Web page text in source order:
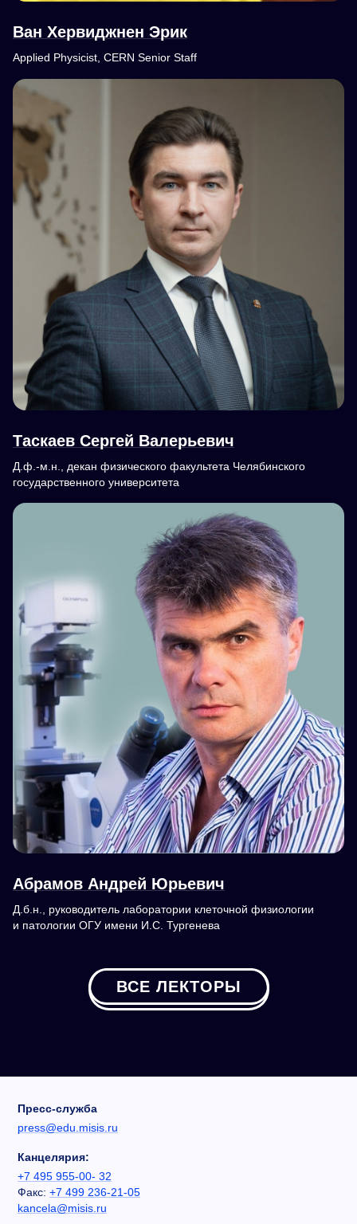
Ван Хервиджнен Эрик
Applied Physicist, CERN Senior Staff
Таскаев Сергей Валерьевич
Д.ф.-м.н., декан физического факультета Челябинского
государственного университета
Абрамов Андрей Юрьевич
Д.б.н., руководитель лаборатории клеточной физиологии
и патологии ОГУ имени И.С. Тургенева
ВСЕ ЛЕКТОРЫ
Пресс-служба
press@edu.misis.ru
Канцелярия:
+7 495 955-00- 32
Факс: +7 499 236-21-05
kancela@misis.ru